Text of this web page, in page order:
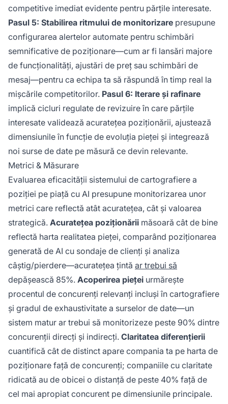
competitive imediat evidente pentru părțile interesate.
Pasul 5: Stabilirea ritmului de monitorizare presupune
configurarea alertelor automate pentru schimbări
semnificative de poziționare—cum ar fi lansări majore
de funcționalități, ajustări de preț sau schimbări de
mesaj—pentru ca echipa ta să răspundă în timp real la
mișcările competitorilor. Pasul 6: Iterare și rafinare
implică cicluri regulate de revizuire în care părțile
interesate validează acuratețea poziționării, ajustează
dimensiunile în funcție de evoluția pieței și integrează
noi surse de date pe măsură ce devin relevante.
Metrici & Măsurare
Evaluarea eficacității sistemului de cartografiere a
poziției pe piață cu AI presupune monitorizarea unor
metrici care reflectă atât acuratețea, cât și valoarea
strategică. Acuratețea poziționării măsoară cât de bine
reflectă harta realitatea pieței, comparând poziționarea
generată de AI cu sondaje de clienți și analiza
câștig/pierdere—acuratețea țintă ar trebui să
depășească 85%. Acoperirea pieței urmărește
procentul de concurenți relevanți incluși în cartografiere
și gradul de exhaustivitate a surselor de date—un
sistem matur ar trebui să monitorizeze peste 90% dintre
concurenții direcți și indirecți. Claritatea diferențierii
cuantifică cât de distinct apare compania ta pe harta de
poziționare față de concurenți; companiile cu claritate
ridicată au de obicei o distanță de peste 40% față de
cel mai apropiat concurent pe dimensiunile principale.